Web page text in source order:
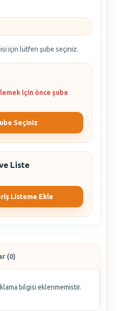
için lütfen şube seçiniz.
için önce şube
Seçiniz
Liste
Listeme Ekle
(0)
bilgisi eklenmemistir.